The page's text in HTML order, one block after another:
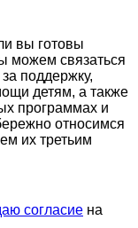
вы готовы
можем связаться
поддержку,
детям, а также
программах и
относимся
их третьим
согласие на